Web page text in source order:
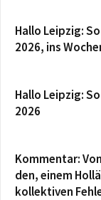
Hallo Leipzig:
2026, ins
Hallo Leipzig:
2026
Kommentar:
den, einem
kollektiven